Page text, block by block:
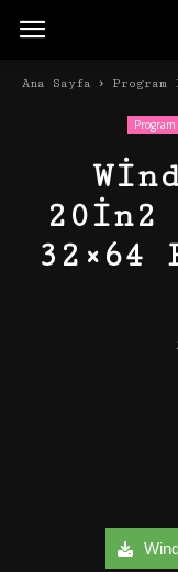
Ana Sayfa
32×64